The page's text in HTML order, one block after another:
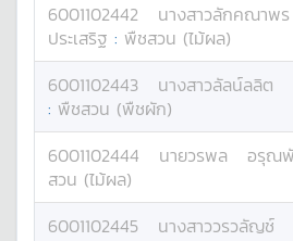
6001102442 นางสาวลักคณาพร
ประเสริฐ : พืชสวน (ไม้ผล)
6001102443 นางสาวลัลน์ลลิต
: พืชสวน (พืชผัก)
6001102444 นายวรพล อรุณ
สวน (ไม้ผล)
6001102445 นางสาววรวลัญช์